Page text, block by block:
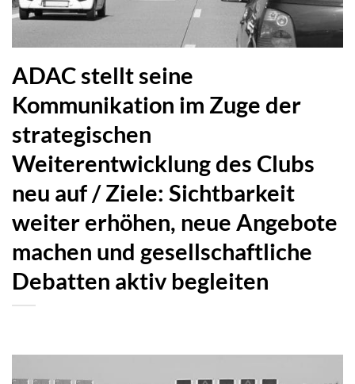
ADAC stellt seine
Kommunikation im Zuge der
strategischen
Weiterentwicklung des Clubs
neu auf / Ziele: Sichtbarkeit
weiter erhöhen, neue Angebote
machen und gesellschaftliche
Debatten aktiv begleiten